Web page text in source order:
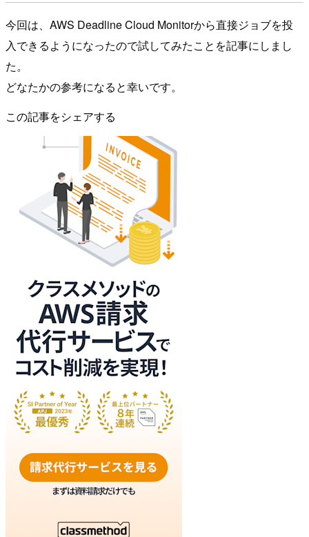
今回は、AWS Deadline Cloud Monitorから直接ジョブを投
入できるようになったので試してみたことを記事にしまし
た。
どなたかの参考になると幸いです。
この記事をシェアする